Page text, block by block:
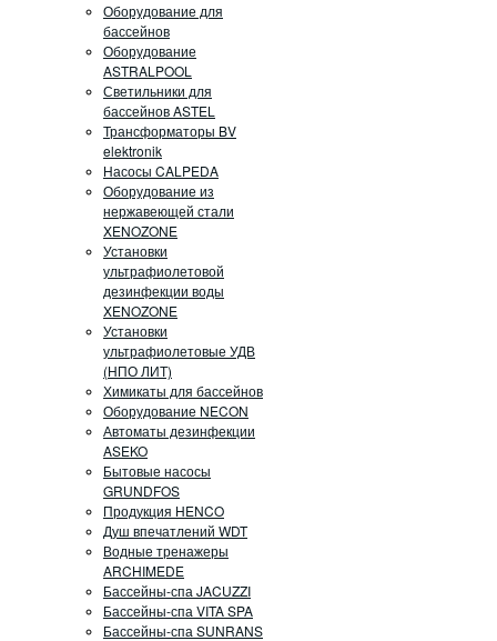
Оборудование для
бассейнов
Оборудование
ASTRALPOOL
Светильники для
бассейнов ASTEL
Трансформаторы BV
elektronik
Насосы CALPEDA
Оборудование из
нержавеющей стали
XENOZONE
Установки
ультрафиолетовой
дезинфекции воды
XENOZONE
Установки
ультрафиолетовые УДВ
(НПО ЛИТ)
Химикаты для бассейнов
Оборудование NECON
Автоматы дезинфекции
ASEKO
Бытовые насосы
GRUNDFOS
Продукция HENCO
Душ впечатлений WDT
Водные тренажеры
ARCHIMEDE
Бассейны-спа JACUZZI
Бассейны-спа VITA SPA
Бассейны-спа SUNRANS